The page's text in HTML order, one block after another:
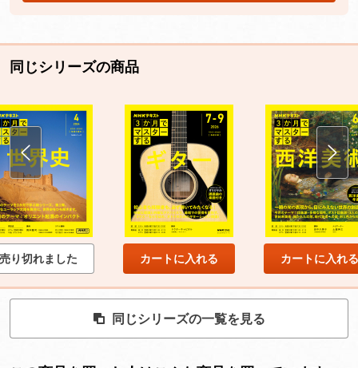
同じシリーズの商品
売り切れました カートに入れる カートに入れる
同じシリーズの一覧を見る